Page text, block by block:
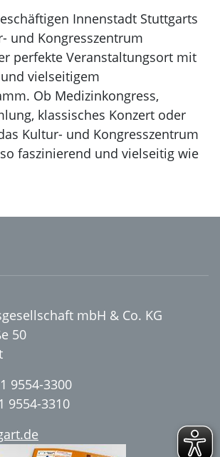
Innenstadt Stuttgarts
und Kongresszentrum
perfekte Veranstaltungsort mit
vielseitigem
Ob Medizinkongress,
klassisches Konzert oder
Kultur- und Kongresszentrum
faszinierend und vielseitig wie
mbH & Co. KG
50
9554-3300
9554-3310